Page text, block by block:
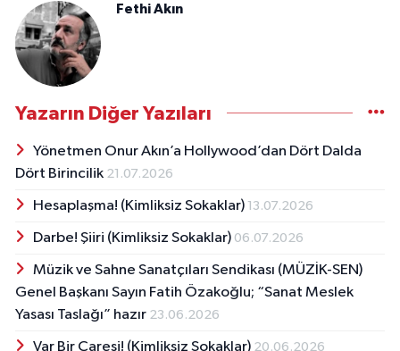
Fethi Akın
Yazarın Diğer Yazıları
Yönetmen Onur Akın’a Hollywood’dan Dört Dalda
Dört Birincilik 21.07.2026
Hesaplaşma! (Kimliksiz Sokaklar) 13.07.2026
Darbe! Şiiri (Kimliksiz Sokaklar) 06.07.2026
Müzik ve Sahne Sanatçıları Sendikası (MÜZİK-SEN)
Genel Başkanı Sayın Fatih Özakoğlu; “Sanat Meslek
Yasası Taslağı” hazır 23.06.2026
Var Bir Çaresi! (Kimliksiz Sokaklar) 20.06.2026